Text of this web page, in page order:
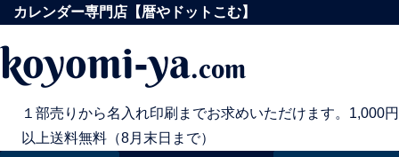
テ
カレンダー専門店【暦やドットこむ】
koyomi-ya.com
１部売りから名入れ印刷までお求めいただけます。1,000円
以上送料無料（8月末日まで）